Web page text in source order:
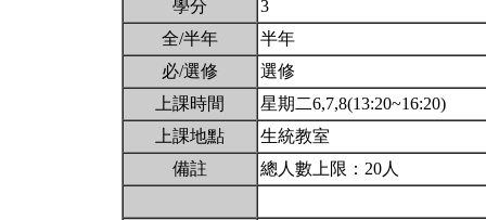
學分
3
全/半年
半年
必/選修
選修
上課時間
星期二6,7,8(13:20~16:20)
上課地點
生統教室
備註
總人數上限：20人